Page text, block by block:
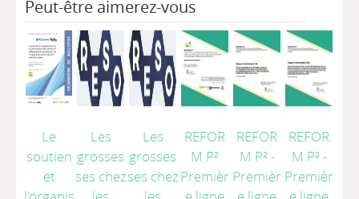
Peut-être aimerez-vous
Le
soutien
et
Les
grosses
ses chez
Les
grosses
ses chez
REFOR
M P²
Premièr
REFOR
M P² -
Premièr
REFOR
M P² -
Premièr